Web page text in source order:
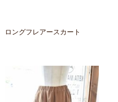
ロングフレアースカート